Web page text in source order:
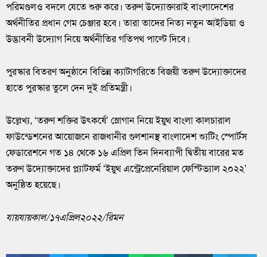
পরিমণ্ডলও বদলে যেতে শুরু করে। তরুণ উদ্যোক্তারাই বাংলাদেশের
অর্থনীতির প্রধান গেম চেঞ্জার হবে। তারা তাদের নিত্য নতুন আইডিয়া ও
উদ্ভাবনী উদ্যোগ নিয়ে অর্থনীতির গতিপথ পাল্টে দিবে।
পুরস্কার বিতরণ অনুষ্ঠানে বিভিন্ন ক্যাটাগরিতে বিজয়ী তরুণ উদ্যোক্তাদের
হাতে পুরস্কার তুলে দেন দুই প্রতিমন্ত্রী।
উল্লেখ্য, ‘তরুণ শক্তির উৎকর্ষে’ স্লোগান নিয়ে ইয়ুথ বাংলা কালচারাল
ফাউন্ডেশনের আয়োজনে রাজধানীর গুলশানস্থ বাংলাদেশ শ্যুটিং স্পোর্টস
ফেডারেশনে গত ১৪ থেকে ১৬ এপ্রিল তিন দিনব্যাপী দ্বিতীয় বারের মত
তরুণ উদ্যোক্তাদের প্ল্যাটফর্ম ‘ইয়ুথ এন্ট্রেপ্রেনেরিয়াল ফেস্টিভ্যাল ২০২২’
অনুষ্ঠিত হয়েছে।
যায়যায়কাল/১৭এপ্রিল২০২২/রিমন